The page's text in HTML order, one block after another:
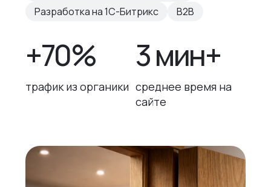
Разработка на 1С-Битрикс
B2B
+70%
трафик из органики
3 мин+
среднее время на
сайте